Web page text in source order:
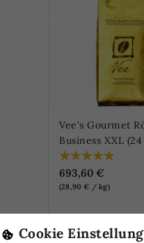
Cookie
Vee's Gourmet
Business XXL (24
693,60 €
(28,90 € / kg)